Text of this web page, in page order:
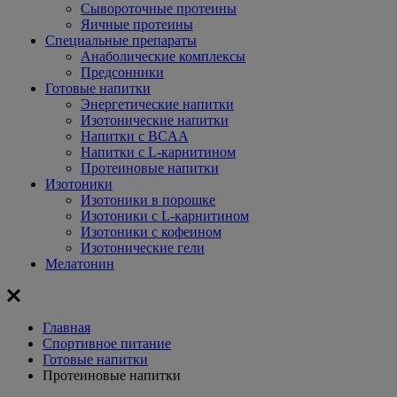
Сывороточные протеины
Яичные протеины
Специальные препараты
Анаболические комплексы
Предсонники
Готовые напитки
Энергетические напитки
Изотонические напитки
Напитки с BCAA
Напитки с L-карнитином
Протеиновые напитки
Изотоники
Изотоники в порошке
Изотоники с L-карнитином
Изотоники с кофеином
Изотонические гели
Мелатонин
Главная
Спортивное питание
Готовые напитки
Протеиновые напитки